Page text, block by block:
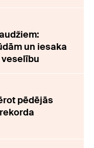
un iesaka
pēdējās